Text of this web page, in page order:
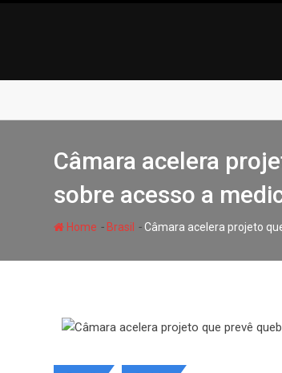
Câmara acelera
sobre acesso a
Home - Brasil -Câmara acelera projeto